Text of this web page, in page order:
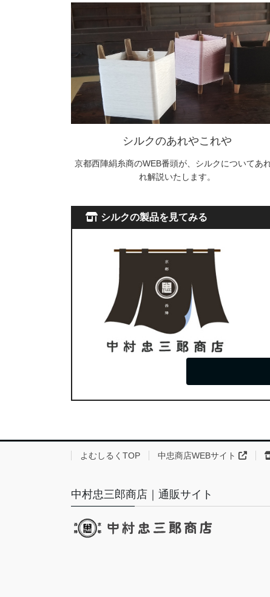
ー
ジ
送
り
シルクのあれやこれや
京都西陣絹糸商のWEB番頭が、シルクについてあ
れ解説いたします。
シルクの製品を見てみる
よむしるくTOP 中忠商店WEBサイト
中村忠三郎商店｜通販サイト